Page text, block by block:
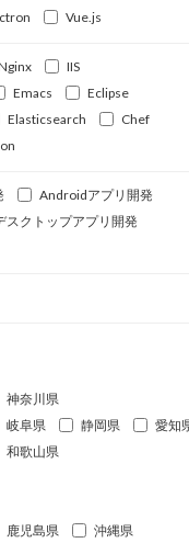
Vue.js
IIS
Emacs
Eclipse
Elasticsearch
Chef
Androidアプリ開発
スクトップアプリ開発
神奈川県
岐阜県 静岡県
愛知
和歌山県
鹿児島県
沖縄県